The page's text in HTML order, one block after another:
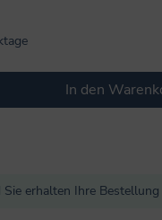
In den
Sie erhalten Ihre